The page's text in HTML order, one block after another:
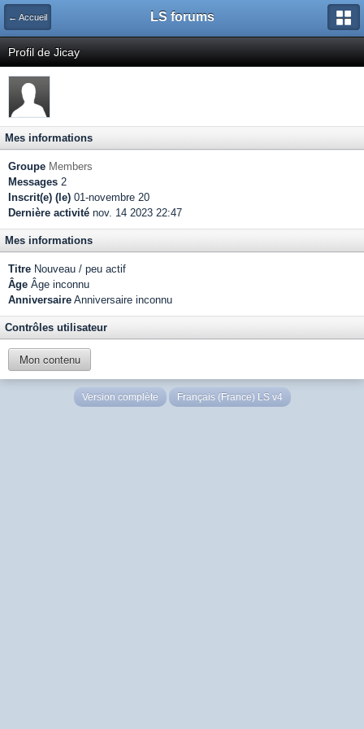
← Accueil LS forums
Profil de Jicay
Mes informations
Groupe Members
Messages 2
Inscrit(e) (le) 01-novembre 20
Dernière activité nov. 14 2023 22:47
Mes informations
Titre Nouveau / peu actif
Âge Âge inconnu
Anniversaire Anniversaire inconnu
Contrôles utilisateur
Mon contenu
Version complète Français (France) LS v4